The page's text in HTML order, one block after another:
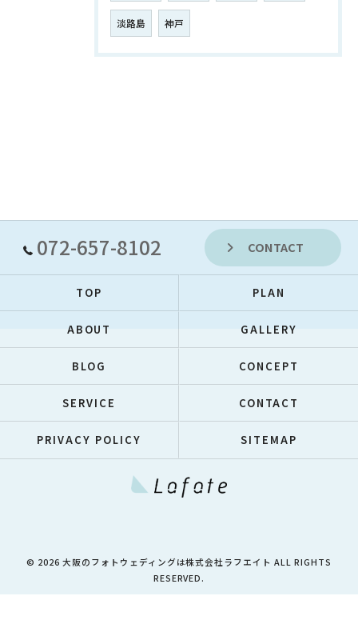
淡路島 神戸
072-657-8102 CONTACT
TOP PLAN
ABOUT GALLERY
BLOG CONCEPT
SERVICE CONTACT
PRIVACY POLICY SITEMAP
© 2026 大阪のフォトウェディングは株式会社ラフエイト ALL RIGHTS
RESERVED.